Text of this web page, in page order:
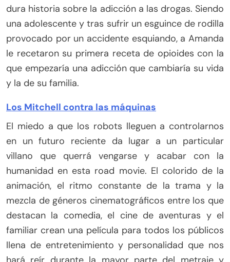
dura historia sobre la adicción a las drogas. Siendo
una adolescente y tras sufrir un esguince de rodilla
provocado por un accidente esquiando, a Amanda
le recetaron su primera receta de opioides con la
que empezaría una adicción que cambiaría su vida
y la de su familia.
Los Mitchell contra las máquinas
El miedo a que los robots lleguen a controlarnos
en un futuro reciente da lugar a un particular
villano que querrá vengarse y acabar con la
humanidad en esta road movie. El colorido de la
animación, el ritmo constante de la trama y la
mezcla de géneros cinematográficos entre los que
destacan la comedia, el cine de aventuras y el
familiar crean una película para todos los públicos
llena de entretenimiento y personalidad que nos